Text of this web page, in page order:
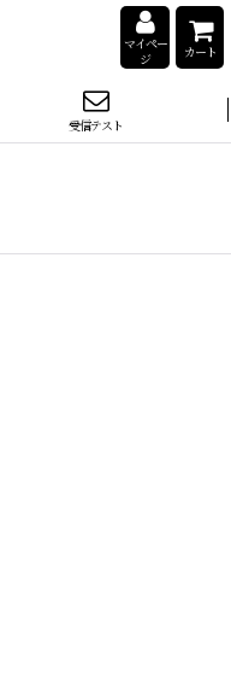
マイペー
ジ
カート
受信テスト